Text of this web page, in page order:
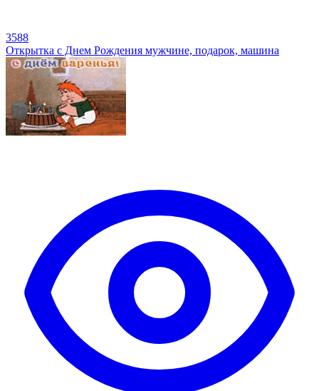
3588
Открытка с Днем Рождения мужчине, подарок, машина